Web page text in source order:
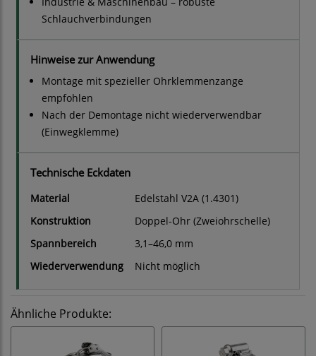
Schlauchverbindungen
Hinweise zur Anwendung
Montage mit spezieller Ohrklemmenzange
empfohlen
Nach der Demontage nicht wiederverwendbar
(Einwegklemme)
Technische Eckdaten
Material
Edelstahl V2A (1.4301)
Konstruktion
Doppel-Ohr (Zweiohrschelle)
Spannbereich
3,1–46,0 mm
Wiederverwendung
Nicht möglich
Ähnliche Produkte: